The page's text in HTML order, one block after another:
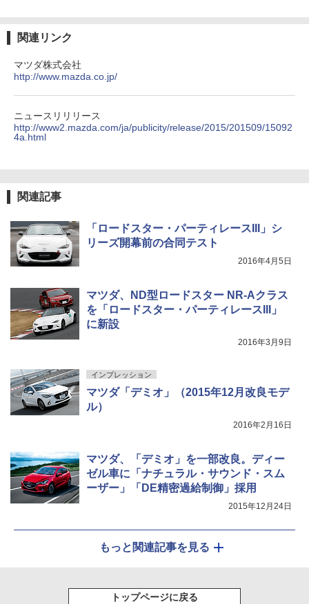
関連リンク
マツダ株式会社
http://www.mazda.co.jp/
ニュースリリリース
http://www2.mazda.com/ja/publicity/release/2015/201509/15092
4a.html
関連記事
「ロードスター・パーティレースIII」シ
リーズ開幕前の合同テスト
2016年4月5日
マツダ、ND型ロードスター NR-Aクラス
を「ロードスター・パーティレースIII」
に新設
2016年3月9日
インプレッション
マツダ「デミオ」（2015年12月改良モデ
ル）
2016年2月16日
マツダ、「デミオ」を一部改良。ディー
ゼル車に「ナチュラル・サウンド・スム
ーザー」「DE精密過給制御」採用
2015年12月24日
もっと関連記事を見る
トップページに戻る